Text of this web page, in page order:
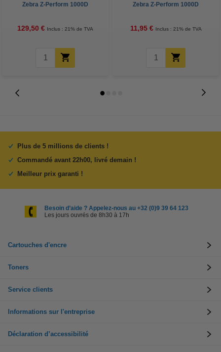
Zebra Z-Perform 1000D
152 mm (12 rouleaux)
129,50 € Inclus : 21% de TVA
Zebra Z-Perform 1000D
152 mm (1 rouleau)
11,95 € Inclus : 21% de TVA
Plus de 5 millions de clients !
Commandé avant 22h00, livré demain !
Meilleur prix garanti !
Besoin d’aide ? Appelez-nous au +32 (0)9 39 64 123
Les jours ouvrés de 8h30 à 17h
Cartouches d'encre
Toners
Service clients
Informations sur l'entreprise
Déclaration d’accessibilité